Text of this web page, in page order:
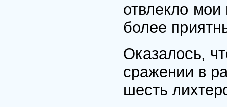
отвлекло
более
Оказалось,
сражении в
шесть